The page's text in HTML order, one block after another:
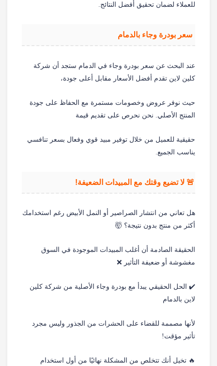
للعملاء لضمان تحقيق أفضل النتائج.
سعر بودرة وجاء بالدمام
عند البحث عن سعر بودرة وجاء في الدمام ستجد أن شركة
كلين لاين تقدم أفضل الأسعار مقابل أعلى جودة،
حيث نوفر عروض وخصومات مستمرة مع الحفاظ على جودة
المنتج الأصلي. نحن نحرص على تقديم قيمة
حقيقية للعميل من خلال توفير مبيد قوي وفعال بسعر تنافسي
يناسب الجميع.
🚨 لا تضيع وقتك مع المبيدات الضعيفة!
هل تعاني من انتشار الصراصير أو النمل الأبيض رغم استخدامك
أكثر من منتج بدون نتيجة؟ 🤯
الحقيقة الصادمة أن أغلب المبيدات الموجودة في السوق
مغشوشة أو ضعيفة التأثير ❌
✔️ الحل الحقيقي يبدأ مع بودرة وجاء الأصلية من شركة كلين
لاين بالدمام
لأنها مصممة للقضاء على الحشرات من الجذور وليس مجرد
تأثير مؤقت!
🔥 تخيل أنك تتخلص من المشكلة نهائيًا من أول استخدام